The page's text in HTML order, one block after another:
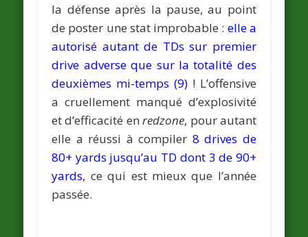
la défense après la pause, au point
de poster une stat improbable : elle a
autorisé autant de TDs sur premier
drive adverse que sur la totalité des
deuxièmes mi-temps (9) ! L’offensive
a cruellement manqué d’explosivité
et d’efficacité enredzone, pour autant
elle a réussi à compiler 8 drives de
80+ yards jusqu’au TD dont 3 de 90+
yards, ce qui est mieux que l’année
passée.